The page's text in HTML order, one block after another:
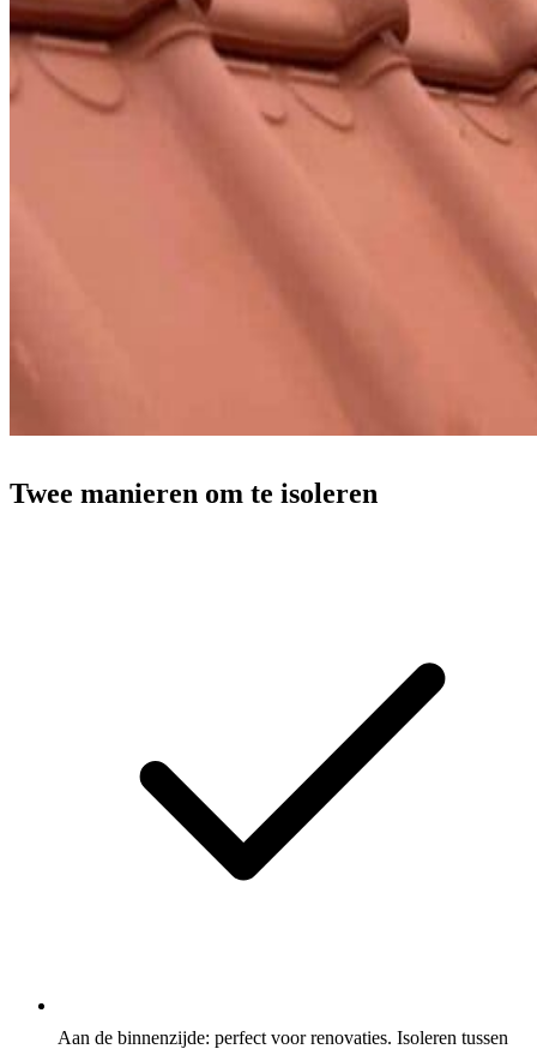
Twee manieren om te isoleren
Aan de binnenzijde: perfect voor renovaties. Isoleren tussen